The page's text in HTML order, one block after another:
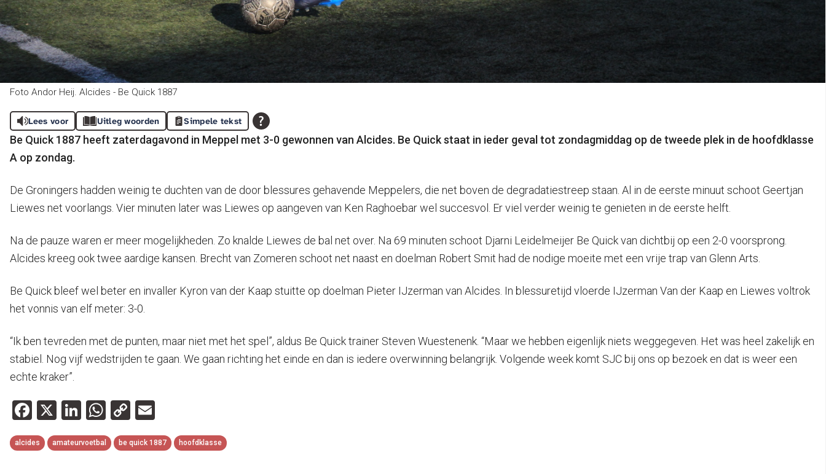
Foto Andor Heij. Alcides - Be Quick 1887
Lees voor Uitleg woorden Simpele tekst
Be Quick 1887 heeft zaterdagavond in Meppel met 3-0 gewonnen van Alcides. Be Quick staat in ieder geval tot zondagmiddag op de tweede plek in de hoofdklasse
A op zondag.
De Groningers hadden weinig te duchten van de door blessures gehavende Meppelers, die net boven de degradatiestreep staan. Al in de eerste minuut schoot Geertjan
Liewes net voorlangs. Vier minuten later was Liewes op aangeven van Ken Raghoebar wel succesvol. Er viel verder weinig te genieten in de eerste helft.
Na de pauze waren er meer mogelijkheden. Zo knalde Liewes de bal net over. Na 69 minuten schoot Djarni Leidelmeijer Be Quick van dichtbij op een 2-0 voorsprong.
Alcides kreeg ook twee aardige kansen. Brecht van Zomeren schoot net naast en doelman Robert Smit had de nodige moeite met een vrije trap van Glenn Arts.
Be Quick bleef wel beter en invaller Kyron van der Kaap stuitte op doelman Pieter IJzerman van Alcides. In blessuretijd vloerde IJzerman Van der Kaap en Liewes voltrok
het vonnis van elf meter: 3-0.
“Ik ben tevreden met de punten, maar niet met het spel”, aldus Be Quick trainer Steven Wuestenenk. “Maar we hebben eigenlijk niets weggegeven. Het was heel zakelijk en
stabiel. Nog vijf wedstrijden te gaan. We gaan richting het einde en dan is iedere overwinning belangrijk. Volgende week komt SJC bij ons op bezoek en dat is weer een
echte kraker”.
Facebook
X LinkedIn
WhatsApp
Copy
Link
alcides amateurvoetbal be quick 1887 hoofdklasse